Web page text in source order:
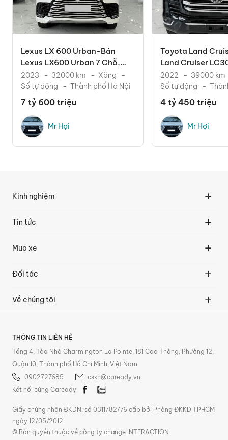
Lexus LX 600 Urban-Bán
Lexus LX600 Urban 7 Chỗ,
Sản Xuất 2023. Xe Cực
2023 32000 km
Xăng
Số tự động
Thành phố Hà Nội
7 tỷ 600 triệu
Mr Hợi
Toyota Land
Land Cruiser
2022. Xe Chạy Ít.
2022
39000 km
Số tự động
4 tỷ 450 triệu
Mr Hợi
Kinh nghiệm
Tin tức
Mua xe
Đối tác
Về chúng tôi
THÔNG TIN LIÊN HỆ
Tầng 4, Tòa Nhà Charmington La Pointe, 181 Cao Thắng, Phường 12,
Quận 10, Thành phố Hồ Chí Minh, Việt Nam
0902727685
cskh@caready.vn
Kết nối cùng Caready:
Giấy chứng nhận ĐKDN: số 0311782776 cấp bởi Phòng ĐKKD TPHCM
ngày 12/05/2012
© Bản quyền thuộc về công ty change INTERACTION